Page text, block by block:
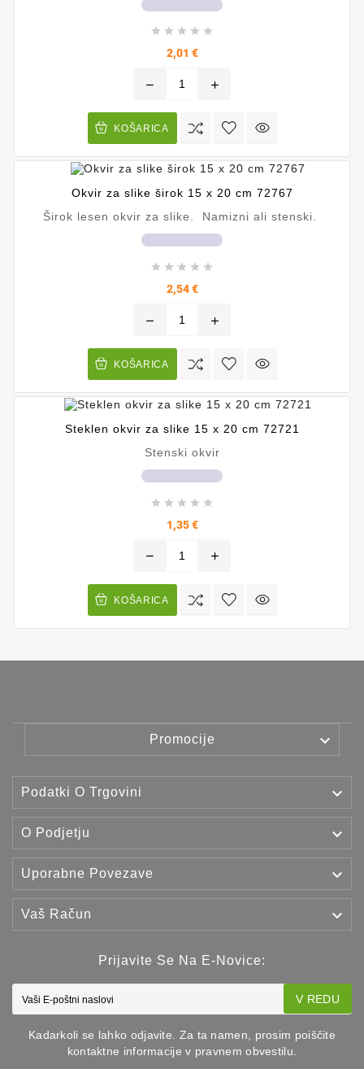
    
2,01 €Cena
remove add
KOŠARICA
Okvir za slike širok 15 x 20 cm 72767
Širok lesen okvir za slike. Namizni ali stenski.
    
2,54 €Cena
remove add
KOŠARICA
Steklen okvir za slike 15 x 20 cm 72721
Stenski okvir
    
1,35 €Cena
remove add
KOŠARICA
Promocije 
Podatki O Trgovini 
O Podjetju 
Uporabne Povezave 
Vaš Račun 
Prijavite Se Na E-Novice:
V REDU
Kadarkoli se lahko odjavite. Za ta namen, prosim poiščite
kontaktne informacije v pravnem obvestilu.